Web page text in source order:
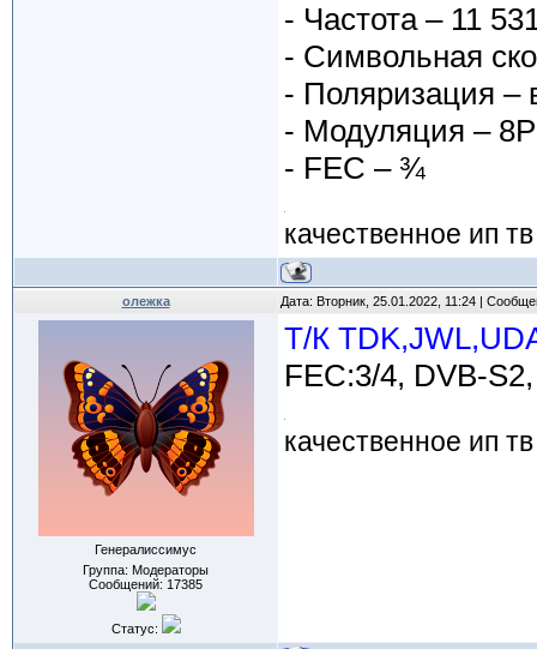
- Частота – 11
- Символьная
- Поляризация –
- Модуляция –
- FEC – ¾
качественное ип
олежка Дата: Вторник, 25.01.2022, 11:24 |
Генералиссимус
Группа: Модераторы
Сообщений: 17385
Статус:
Т/К
FEC:3/4, DVB-
качественное ип